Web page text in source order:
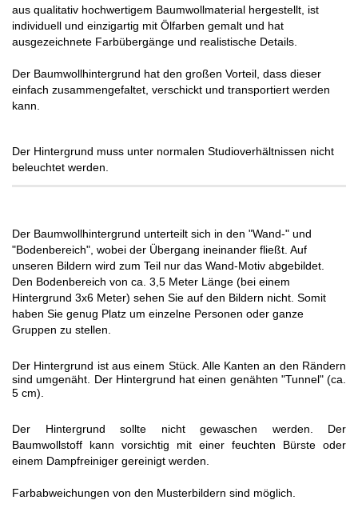
aus qualitativ hochwertigem Baumwollmaterial hergestellt, ist
individuell und einzigartig mit Ölfarben gemalt und hat
ausgezeichnete Farbübergänge und realistische Details.
Der Baumwollhintergrund hat den großen Vorteil, dass dieser
einfach zusammengefaltet, verschickt und transportiert werden
kann.
Der Hintergrund muss unter normalen Studioverhältnissen nicht
beleuchtet werden.
Der Baumwollhintergrund unterteilt sich in den "Wand-" und
"Bodenbereich", wobei der Übergang ineinander fließt. Auf
unseren Bildern wird zum Teil nur das Wand-Motiv abgebildet.
Den Bodenbereich von ca. 3,5 Meter Länge (bei einem
Hintergrund 3x6 Meter) sehen Sie auf den Bildern nicht. Somit
haben Sie genug Platz um einzelne Personen oder ganze
Gruppen zu stellen.
Der Hintergrund ist aus einem Stück. Alle Kanten an den Rändern
sind umgenäht. Der Hintergrund hat einen genähten "Tunnel" (ca.
5 cm).
Der Hintergrund sollte nicht gewaschen werden. Der
Baumwollstoff kann vorsichtig mit einer feuchten Bürste oder
einem Dampfreiniger gereinigt werden.
Farbabweichungen von den Musterbildern sind möglich.